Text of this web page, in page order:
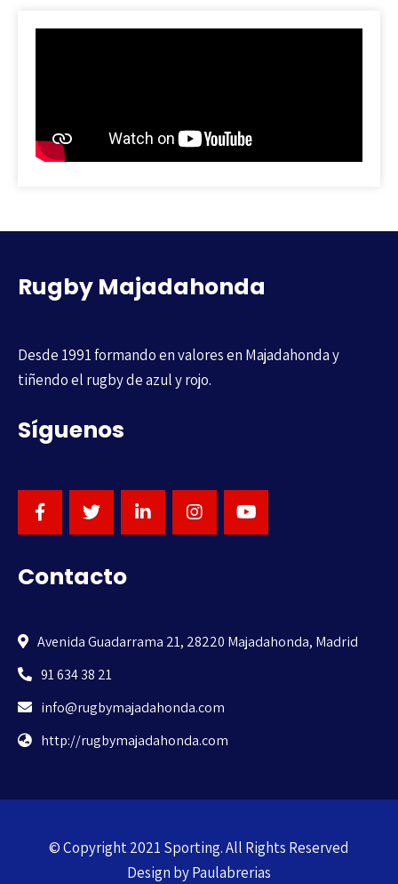
Rugby Majadahonda
Desde 1991 formando en valores en Majadahonda y
tiñendo el rugby de azul y rojo.
Síguenos
Contacto
Avenida Guadarrama 21, 28220 Majadahonda, Madrid
91 634 38 21
info@rugbymajadahonda.com
http://rugbymajadahonda.com
© Copyright 2021 Sporting. All Rights Reserved
Design byPaulabrerias